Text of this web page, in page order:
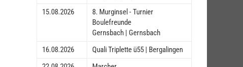
15.08.2026
8. Murginsel - Turnier
Boulefreunde
Gernsbach | Gernsbach
16.08.2026
Quali Triplette ü55 | Bergalingen